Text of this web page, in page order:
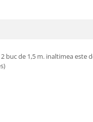
buc de 1,5 m. inaltimea este